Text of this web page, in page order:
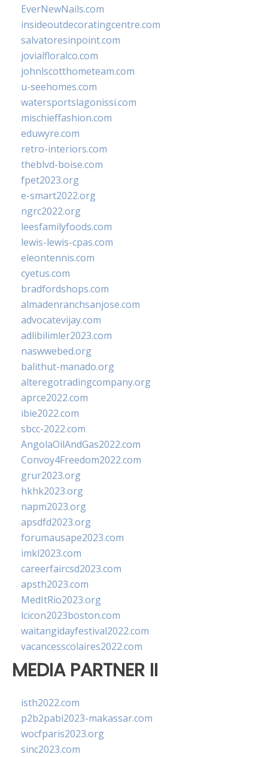
EverNewNails.com
insideoutdecoratingcentre.com
salvatoresinpoint.com
jovialfloralco.com
johnlscotthometeam.com
u-seehomes.com
watersportslagonissi.com
mischieffashion.com
eduwyre.com
retro-interiors.com
theblvd-boise.com
fpet2023.org
e-smart2022.org
ngrc2022.org
leesfamilyfoods.com
lewis-lewis-cpas.com
eleontennis.com
cyetus.com
bradfordshops.com
almadenranchsanjose.com
advocatevijay.com
adlibilimler2023.com
naswwebed.org
balithut-manado.org
alteregotradingcompany.org
aprce2022.com
ibie2022.com
sbcc-2022.com
AngolaOilAndGas2022.com
Convoy4Freedom2022.com
grur2023.org
hkhk2023.org
napm2023.org
apsdfd2023.org
forumausape2023.com
imkl2023.com
careerfaircsd2023.com
apsth2023.com
MedItRio2023.org
lcicon2023boston.com
waitangidayfestival2022.com
vacancesscolaires2022.com
MEDIA PARTNER II
isth2022.com
p2b2pabi2023-makassar.com
wocfparis2023.org
sinc2023.com